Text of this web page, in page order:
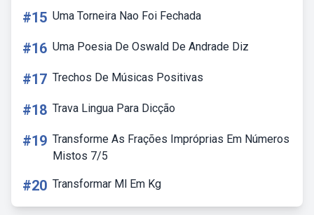
#15 Uma Torneira Nao Foi Fechada
#16 Uma Poesia De Oswald De Andrade Diz
#17 Trechos De Músicas Positivas
#18 Trava Lingua Para Dicção
#19 Transforme As Frações Impróprias Em Números
Mistos 7/5
#20 Transformar Ml Em Kg